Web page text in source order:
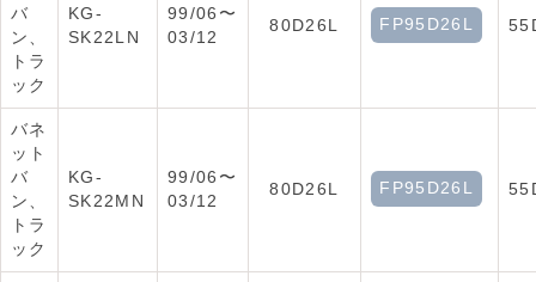
バ
ン、
トラ
ック
KG-
SK22LN
99/06〜
03/12
80D26L FP95D26L
バネ
ット
バ
ン、
トラ
ック
KG-
SK22MN
99/06〜
03/12
80D26L FP95D26L